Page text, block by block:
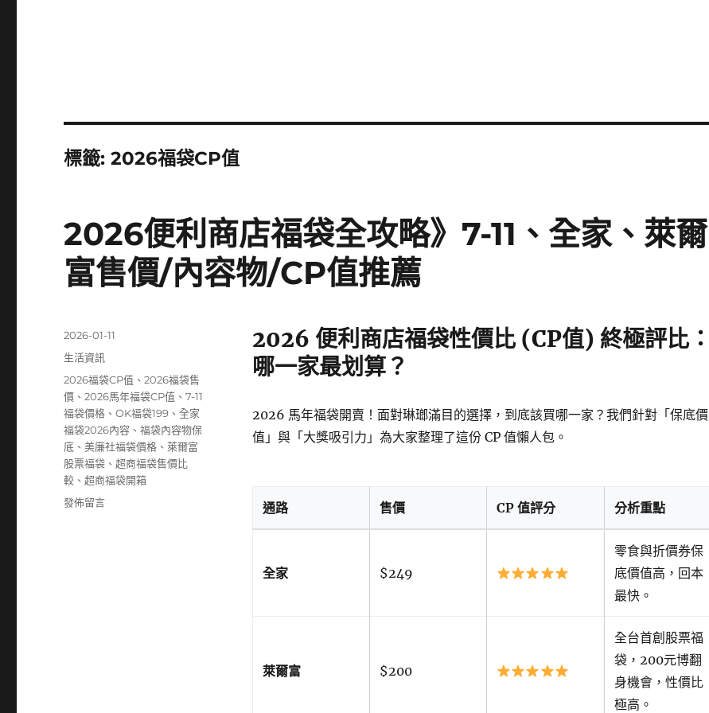
標籤:2026福袋CP值
2026便利商店福袋全攻略》7-11、全家、萊爾
富售價/內容物/CP值推薦
2026 便利商店福袋性價比 (CP值) 終極評比：
哪一家最划算？
2026 馬年福袋開賣！面對琳瑯滿目的選擇，到底該買哪一家？我們針對「保底價
值」與「大獎吸引力」為大家整理了這份 CP 值懶人包。
通路 售價 CP 值評分 分析重點
全家 $249
零食與折價券保
底價值高，回本
最快。
萊爾富 $200
全台首創股票福
袋，200元博翻
身機會，性價比
極高。
發
佈
期:
2026-01-11
分
生活資訊
標
籤
2026福袋CP值 、2026福袋售
價 、2026馬年福袋CP值 、7-11
福袋價格 、OK福袋199 、全家
福袋2026內容 、福袋內容物保
底 、美廉社福袋價格 、萊爾富
股票福袋 、超商福袋售價比
較 、超商福袋開箱
在
發佈留言